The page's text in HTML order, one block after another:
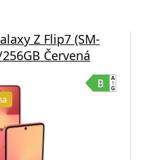
Z Flip7 (SM-
Červená